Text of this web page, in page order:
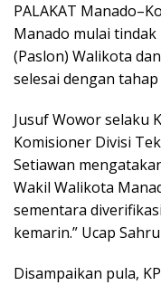
PALAKAT
Manado mulai
(Paslon) Walikota
selesai dengan
Jusuf Wowor selaku
Komisioner Divisi
Setiawan
Wakil Walikota
sementara
kemarin.” Ucap
Disampaikan pula,